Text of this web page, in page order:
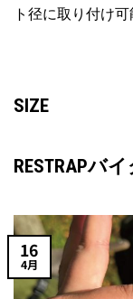
ト径に取り付け可
SIZE
RESTRAPバ
16
4月